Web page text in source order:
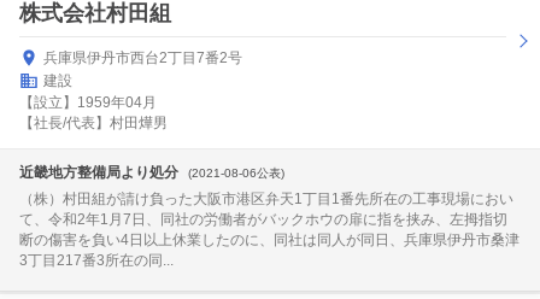
株式会社村田組
兵庫県伊丹市西台2丁目7番2号
建設
【設立】1959年04月
【社長/代表】村田燁男
近畿地方整備局より処分 (2021-08-06公表)
（株）村田組が請け負った大阪市港区弁天1丁目1番先所在の工事現場におい
て、令和2年1月7日、同社の労働者がバックホウの扉に指を挟み、左拇指切
断の傷害を負い4日以上休業したのに、同社は同人が同日、兵庫県伊丹市桑津
3丁目217番3所在の同...